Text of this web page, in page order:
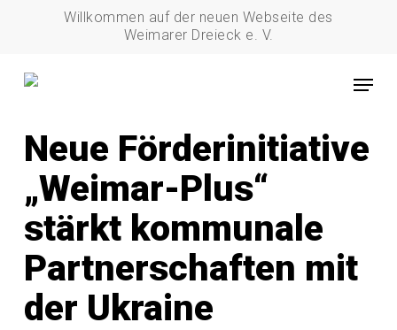
content
Willkommen auf der neuen Webseite des
Weimarer Dreieck e. V.
Menu
Neue Förderinitiative
„Weimar-Plus“
stärkt kommunale
Partnerschaften mit
der Ukraine